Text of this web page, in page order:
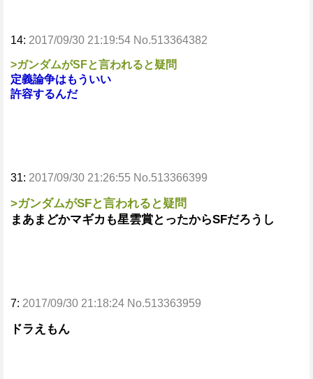
14: 2017/09/30 21:19:54 No.513364382
>ガンダムがSFと言われると疑問
定義論争はもういい
許容するんだ
31: 2017/09/30 21:26:55 No.513366399
>ガンダムがSFと言われると疑問
まあまどかマギカも星雲賞とったからSFだろうし
7: 2017/09/30 21:18:24 No.513363959
ドラえもん